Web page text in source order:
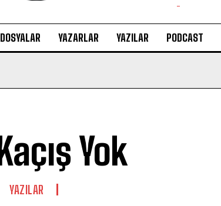
-
DOSYALAR YAZARLAR YAZILAR PODCAST
Kaçış Yok
YAZILAR